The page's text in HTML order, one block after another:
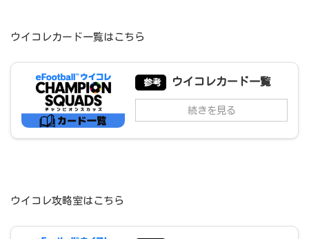
ウイコレカード一覧はこちら
参考 ウイコレカード一覧
続きを見る
ウイコレ攻略室はこちら